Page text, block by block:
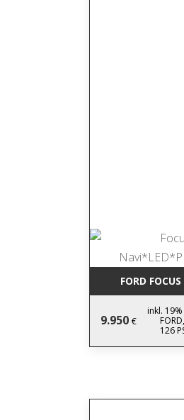
FORD
9.950 €
inkl.
FORD,
126